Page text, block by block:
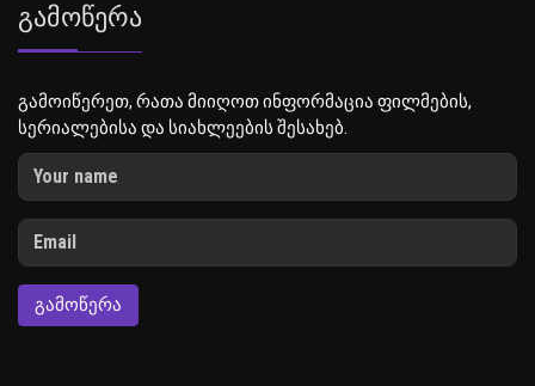
Გამოწერა
გამოიწერეთ, რათა მიიღოთ ინფორმაცია ფილმების,
სერიალებისა და სიახლეების შესახებ.
ᲒᲐᲛᲝᲬᲔᲠᲐ